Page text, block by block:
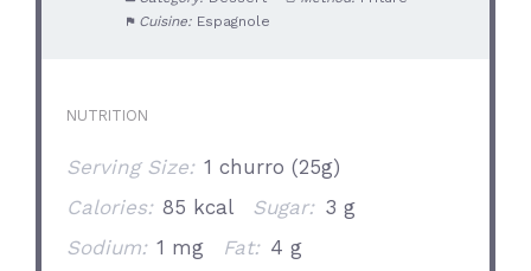
Cuisine: Espagnole
NUTRITION
Serving Size: 1 churro (25g)
Calories: 85 kcal Sugar: 3 g
Sodium: 1 mg Fat: 4 g